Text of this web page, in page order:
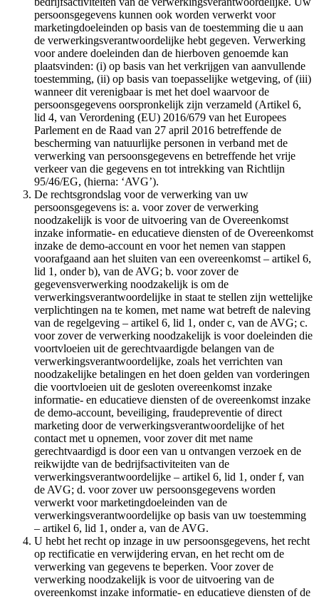
persoonsgegevens kunnen ook worden verwerkt voor
marketingdoeleinden op basis van de toestemming die u aan
de verwerkingsverantwoordelijke hebt gegeven. Verwerking
voor andere doeleinden dan de hierboven genoemde kan
plaatsvinden: (i) op basis van het verkrijgen van aanvullende
toestemming, (ii) op basis van toepasselijke wetgeving, of (iii)
wanneer dit verenigbaar is met het doel waarvoor de
persoonsgegevens oorspronkelijk zijn verzameld (Artikel 6,
lid 4, van Verordening (EU) 2016/679 van het Europees
Parlement en de Raad van 27 april 2016 betreffende de
bescherming van natuurlijke personen in verband met de
verwerking van persoonsgegevens en betreffende het vrije
verkeer van die gegevens en tot intrekking van Richtlijn
95/46/EG, (hierna: ‘AVG’).
De rechtsgrondslag voor de verwerking van uw
persoonsgegevens is: a. voor zover de verwerking
noodzakelijk is voor de uitvoering van de Overeenkomst
inzake informatie- en educatieve diensten of de Overeenkomst
inzake de demo-account en voor het nemen van stappen
voorafgaand aan het sluiten van een overeenkomst – artikel 6,
lid 1, onder b), van de AVG; b. voor zover de
gegevensverwerking noodzakelijk is om de
verwerkingsverantwoordelijke in staat te stellen zijn wettelijke
verplichtingen na te komen, met name wat betreft de naleving
van de regelgeving – artikel 6, lid 1, onder c, van de AVG; c.
voor zover de verwerking noodzakelijk is voor doeleinden die
voortvloeien uit de gerechtvaardigde belangen van de
verwerkingsverantwoordelijke, zoals het verrichten van
noodzakelijke betalingen en het doen gelden van vorderingen
die voortvloeien uit de gesloten overeenkomst inzake
informatie- en educatieve diensten of de overeenkomst inzake
de demo-account, beveiliging, fraudepreventie of direct
marketing door de verwerkingsverantwoordelijke of het
contact met u opnemen, voor zover dit met name
gerechtvaardigd is door een van u ontvangen verzoek en de
reikwijdte van de bedrijfsactiviteiten van de
verwerkingsverantwoordelijke – artikel 6, lid 1, onder f, van
de AVG; d. voor zover uw persoonsgegevens worden
verwerkt voor marketingdoeleinden van de
verwerkingsverantwoordelijke op basis van uw toestemming
– artikel 6, lid 1, onder a, van de AVG.
U hebt het recht op inzage in uw persoonsgegevens, het recht
op rectificatie en verwijdering ervan, en het recht om de
verwerking van gegevens te beperken. Voor zover de
verwerking noodzakelijk is voor de uitvoering van de
overeenkomst inzake informatie- en educatieve diensten of de